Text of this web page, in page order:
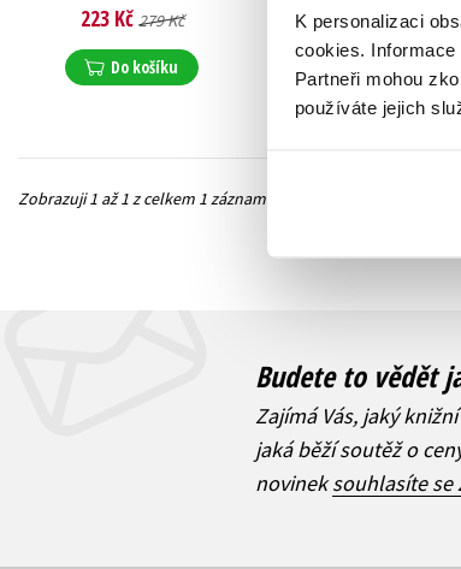
K personalizaci
cookies.
Partneři mohou
používáte jejich
223 Kč 279 Kč
Do košíku
Zobrazuji 1 až 1 z celkem 1 záznamů
Budete to vědět
Zajímá Vás, jaký
jaká běží soutěž o
novineksouhlasíte se